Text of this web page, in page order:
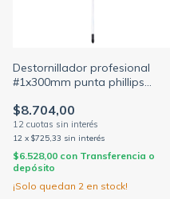
Destornillador profesional
#1x300mm punta phillips
$8.704,00
12 x $725,33 sin interés
$6.528,00 con Transferencia o
depósito
¡Solo quedan 2 en stock!